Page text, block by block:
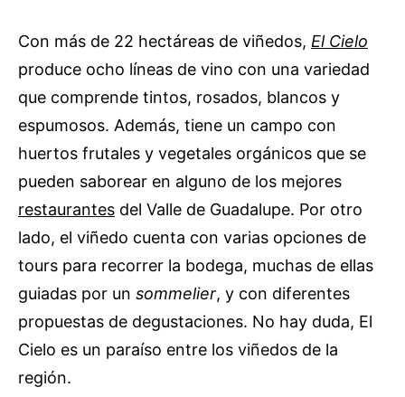
Con más de 22 hectáreas de viñedos, El Cielo
produce ocho líneas de vino con una variedad
que comprende tintos, rosados, blancos y
espumosos. Además, tiene un campo con
huertos frutales y vegetales orgánicos que se
pueden saborear en alguno de los mejores
restaurantes del Valle de Guadalupe. Por otro
lado, el viñedo cuenta con varias opciones de
tours para recorrer la bodega, muchas de ellas
guiadas por un sommelier, y con diferentes
propuestas de degustaciones. No hay duda, El
Cielo es un paraíso entre los viñedos de la
región.